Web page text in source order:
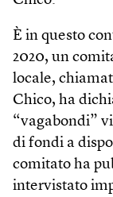
È in questo
2020, un
locale,
Chico, ha
“vagabondi”
di fondi a
comitato ha
intervistato